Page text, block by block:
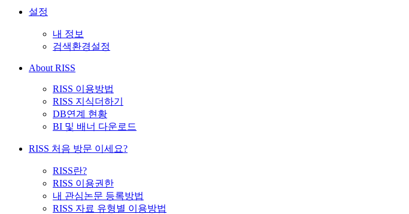
설정
내 정보
검색환경설정
About RISS
RISS 이용방법
RISS 지식더하기
DB연계 현황
BI 및 배너 다운로드
RISS 처음 방문 이세요?
RISS란?
RISS 이용권한
내 관심논문 등록방법
RISS 자료 유형별 이용방법